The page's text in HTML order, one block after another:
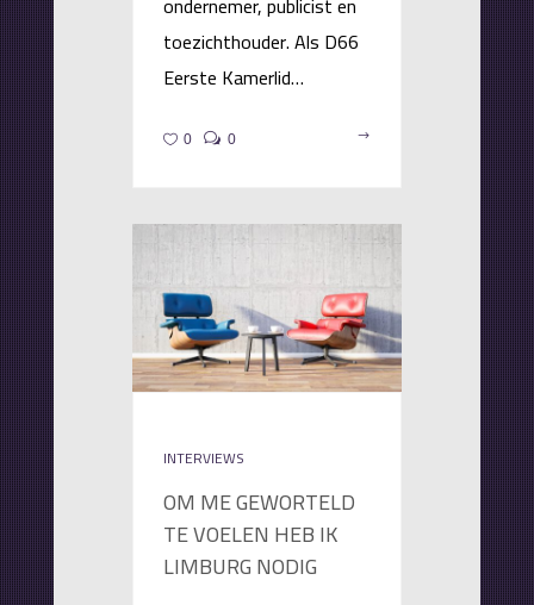
toezichthouder. Als D66
Eerste Kamerlid…
0 0
INTERVIEWS
OM ME GEWORTELD
TE VOELEN HEB IK
LIMBURG NODIG